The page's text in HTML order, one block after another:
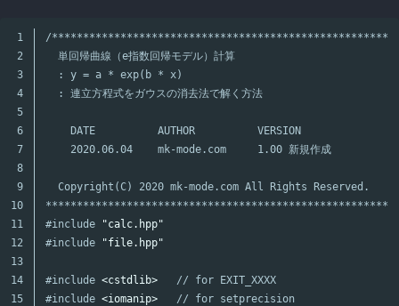
1
2
3
4
5
6
7
8
9
10
11
12
13
14
15
/
  単回帰曲線（e指数回帰モデル）計算
  : y = a * exp(b * x)
  : 連立方程式をガウスの消去法で解く方法
    DATE          AUTHOR          VERSION
    2020.06.04    mk-mode.com     1.00 新規作成
  Copyright(C) 2020 mk-mode.com All Rights Reserved.
#include
"calc.hpp"
#include
"file.hpp"
#include <cstdlib>
   // for EXIT_XXXX
#include <iomanip>
   // for setprecision